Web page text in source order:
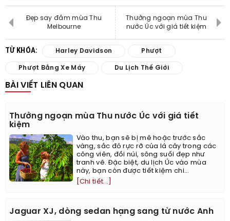
Đẹp say đắm mùa Thu
Melbourne
Thưởng ngoạn mùa Thu
nước Úc với giá tiết kiệm
TỪ KHÓA: Harley Davidson Phượt
Phượt Bằng Xe Máy Du Lịch Thế Giới
BÀI VIẾT LIÊN QUAN
Thưởng ngoạn mùa Thu nước Úc với giá tiết
kiệm
Vào thu, bạn sẽ bị mê hoặc trước sắc
vàng, sắc đỏ rực rỡ của lá cây trong các
công viên, đồi núi, sông suối đẹp như
tranh vẽ. Đặc biệt, du lịch Úc vào mùa
này, bạn còn được tiết kiệm chi...
[Chi tiết...]
Jaguar XJ, dòng sedan hạng sang từ nước Anh